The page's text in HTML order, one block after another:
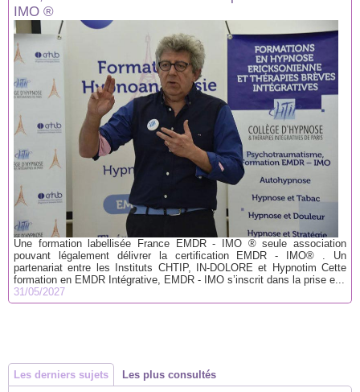
IMO ®
Une formation labellisée France EMDR - IMO ® seule association
pouvant légalement délivrer la certification EMDR - IMO® . Un
partenariat entre les Instituts CHTIP, IN-DOLORE et Hypnotim Cette
formation en EMDR Intégrative, EMDR - IMO s’inscrit dans la prise e...
31/05/2027
Les derniers sujets Les plus consultés